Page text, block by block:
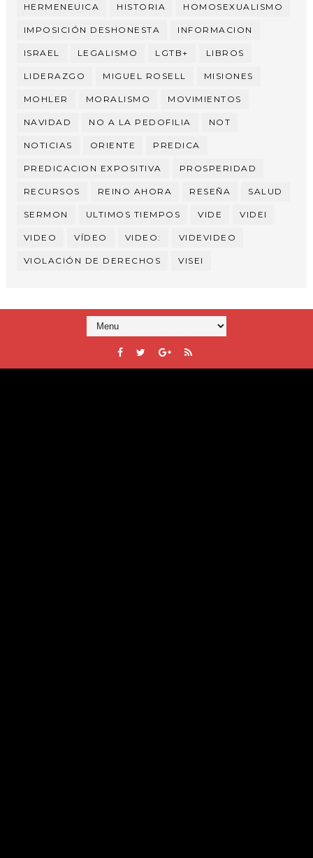
HERMENEUICA HISTORIA HOMOSEXUALISMO
IMPOSICIÓN DESHONESTA INFORMACION
ISRAEL LEGALISMO LGTB+ LIBROS
LIDERAZGO MIGUEL ROSELL MISIONES
MOHLER MORALISMO MOVIMIENTOS
NAVIDAD NO A LA PEDOFILIA NOT
NOTICIAS ORIENTE PREDICA
PREDICACION EXPOSITIVA PROSPERIDAD
RECURSOS REINO AHORA RESEÑA SALUD
SERMON ULTIMOS TIEMPOS VIDE VIDEI
VIDEO VÍDEO VIDEO: VIDEVIDEO
VIOLACIÓN DE DERECHOS VISEI